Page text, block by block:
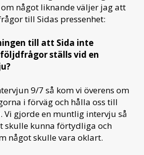
något liknande väljer jag att
till Sidas pressenhet:
till att Sida inte
ställs vid en
9/7 så kom vi överens om
i förväg och hålla oss till
Vi gjorde en muntlig intervju så
skulle kunna förtydliga och
något skulle vara oklart.